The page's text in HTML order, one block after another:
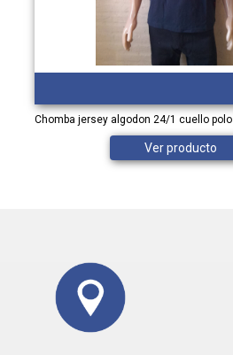
Chomba jersey algodon 24/1 cuello polo
Ver producto